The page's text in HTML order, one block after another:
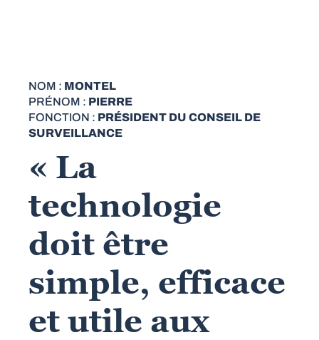
NOM : MONTEL
PRÉNOM : PIERRE
FONCTION : PRÉSIDENT DU CONSEIL DE
SURVEILLANCE
« La
technologie
doit être
simple, efficace
et utile aux